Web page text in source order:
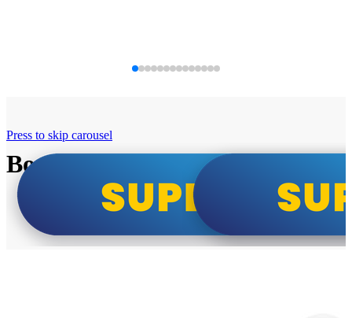
Bosch super cene
Press to skip carousel